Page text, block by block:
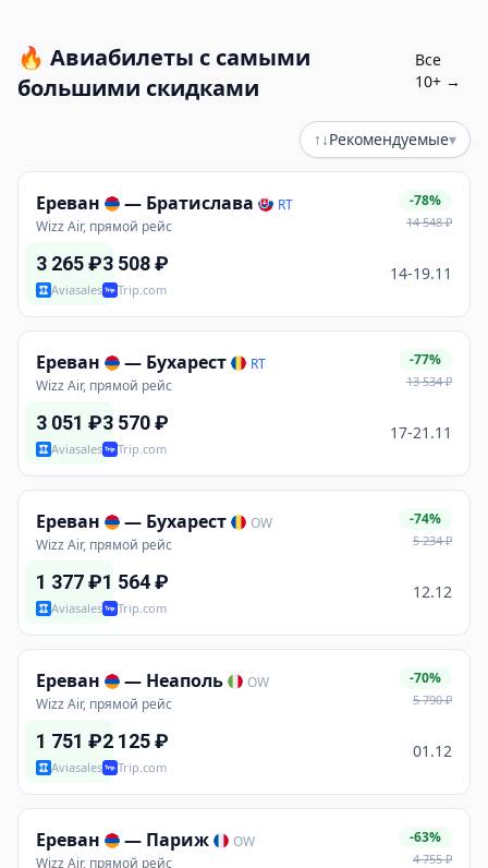
🔥 Авиабилеты с самыми
большими скидками
Все
10+ →
↑↓Рекомендуемые▾
Ереван — Братислава
RT
Wizz Air, прямой рейс
-78%
14 548₽
3 265₽
Aviasales
3 508₽
Trip.com
14-19.11
Ереван — Бухарест
RT
Wizz Air, прямой рейс
-77%
13 534₽
3 051 ₽
Aviasales
3 570₽
Trip.com
17-21.11
Ереван — Бухарест
OW
Wizz Air, прямой рейс
-74%
5 234₽
1 377₽
Aviasales
1 564₽
Trip.com
12.12
Ереван — Неаполь
OW
Wizz Air, прямой рейс
-70%
5 790₽
1 751 ₽
Aviasales
2 125₽
Trip.com
01.12
Ереван — Париж
OW
Wizz Air, прямой рейс
-63%
4 755₽